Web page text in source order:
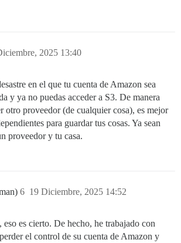
2025 13:40
en el que tu cuenta de Amazon sea
y ya no puedas acceder a S3. De manera
otro proveedor (de cualquier cosa), es mejor
para guardar tus cosas. Ya sean
proveedor y tu casa.
19 Diciembre, 2025 14:52
6
es cierto. De hecho, he trabajado con
el control de su cuenta de Amazon y